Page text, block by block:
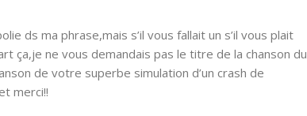
ds ma phrase,mais s’il vous fallait un s’il vous plait
ça,je ne vous demandais pas le titre de la chanson du
de votre superbe simulation d’un crash de
merci!!